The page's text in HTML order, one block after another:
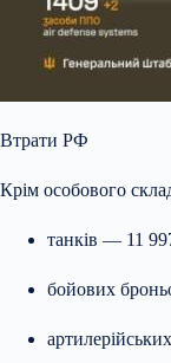
Втрати РФ
Крім особового
танків — 11
бойових